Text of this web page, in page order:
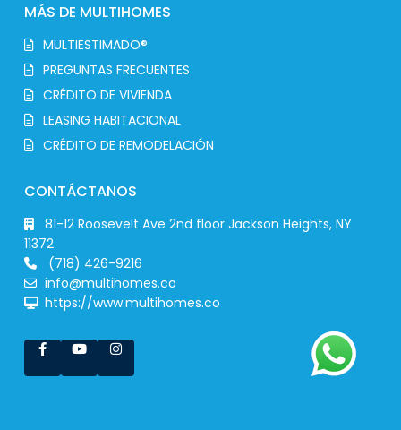
MÁS DE MULTIHOMES
MULTIESTIMADO®
PREGUNTAS FRECUENTES
CRÉDITO DE VIVIENDA
LEASING HABITACIONAL
CRÉDITO DE REMODELACIÓN
CONTÁCTANOS
81-12 Roosevelt Ave 2nd floor Jackson Heights, NY
11372
(718) 426-9216
info@multihomes.co
https://www.multihomes.co